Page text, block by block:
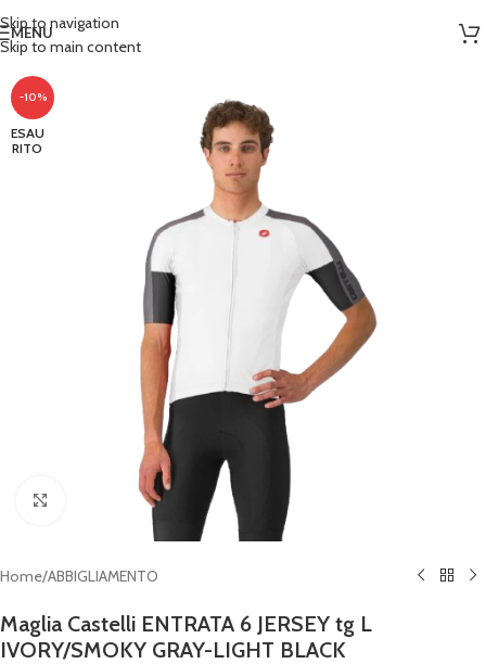
Skip to navigation
Skip to main content
MENU
-10%
ESAU
RITO
Clicca per ingrandire
Home/ABBIGLIAMENTO
Maglia Castelli ENTRATA 6 JERSEY tg L
IVORY/SMOKY GRAY-LIGHT BLACK